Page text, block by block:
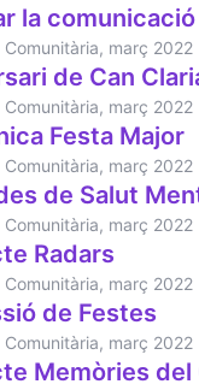
la
Comunitària, març 2022
de Can
Comunitària, març 2022
Festa Major
Comunitària, març 2022
de Salut
Comunitària, març 2022
Radars
Comunitària, març 2022
de Festes
Comunitària, març 2022
Memòries del